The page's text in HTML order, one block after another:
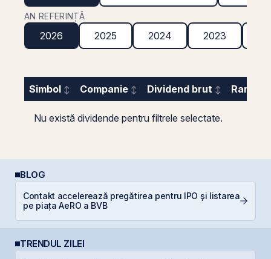
AN REFERINȚĂ
2026 2025 2024 2023
Simbol Companie Dividend brut
Nu există dividende pentru filtrele selectate.
BLOG
Contakt accelerează pregătirea pentru IPO și listarea
pe piața AeRO a BVB
TRENDUL ZILEI